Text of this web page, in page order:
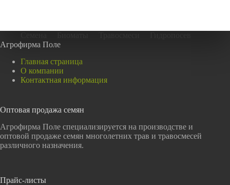
Агрофирма Поле
Главная страница
О компании
Контактная информация
Оптовая продажа семян
Агрофирма Поле специализируется на производстве и
оптовой продаже семян многолетних трав и травосмесей
различного назначения.
Прайс-листы